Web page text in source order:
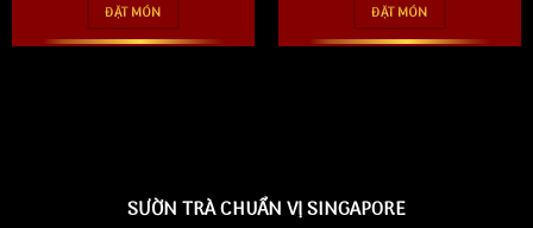
ĐẶT MÓN ĐẶT MÓN
SƯỜN TRÀ CHUẨN VỊ SINGAPORE